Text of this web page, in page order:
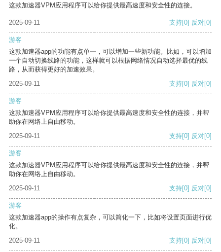
这款加速器VPM应用程序可以给你提供最高速度和安全性的连接。
2025-09-11 支持[0] 反对[0]
游客
这款加速器app的功能有点单一，可以增加一些新功能。比如，可以增加
一个自动切换线路的功能，这样就可以根据网络情况自动选择最优的线
路，从而获得更好的加速效果。
2025-09-11
支持[0] 反对[0]
游客
这款加速器VPM应用程序可以给你提供最高速度和安全性的连接，并帮
助你在网络上自由移动。
2025-09-11
支持[0] 反对[0]
游客
这款加速器VPM应用程序可以给你提供最高速度和安全性的连接，并帮
助你在网络上自由移动。
2025-09-11
支持[0] 反对[0]
游客
这款加速器app的操作有点复杂，可以简化一下，比如将设置页面进行优
化。
2025-09-11
支持[0] 反对[0]